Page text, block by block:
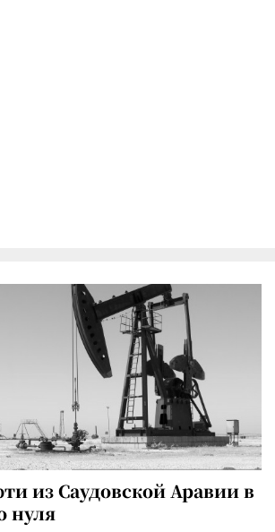
из Саудовской Аравии в
нуля